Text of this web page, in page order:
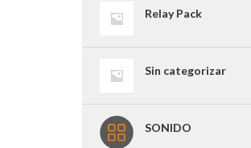
Relay Pack
Sin categorizar
SONIDO